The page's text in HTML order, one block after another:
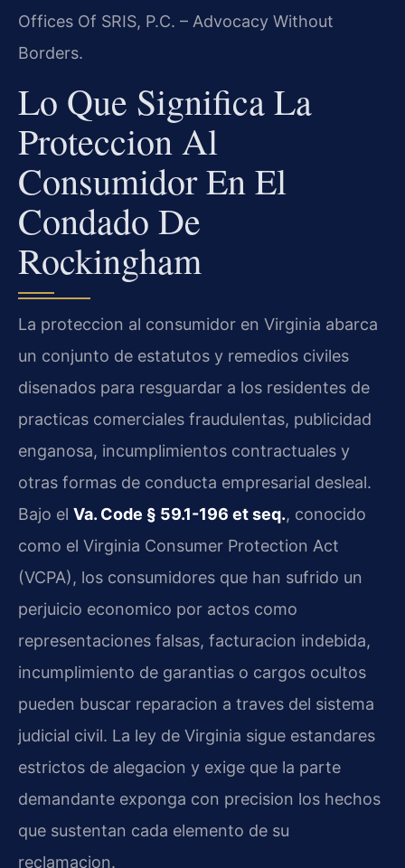
Offices Of SRIS, P.C. – Advocacy Without
Borders.
Lo Que Significa La
Proteccion Al
Consumidor En El
Condado De
Rockingham
La proteccion al consumidor en Virginia abarca
un conjunto de estatutos y remedios civiles
disenados para resguardar a los residentes de
practicas comerciales fraudulentas, publicidad
enganosa, incumplimientos contractuales y
otras formas de conducta empresarial desleal.
Bajo el Va. Code § 59.1-196 et seq., conocido
como el Virginia Consumer Protection Act
(VCPA), los consumidores que han sufrido un
perjuicio economico por actos como
representaciones falsas, facturacion indebida,
incumplimiento de garantias o cargos ocultos
pueden buscar reparacion a traves del sistema
judicial civil. La ley de Virginia sigue estandares
estrictos de alegacion y exige que la parte
demandante exponga con precision los hechos
que sustentan cada elemento de su
reclamacion.